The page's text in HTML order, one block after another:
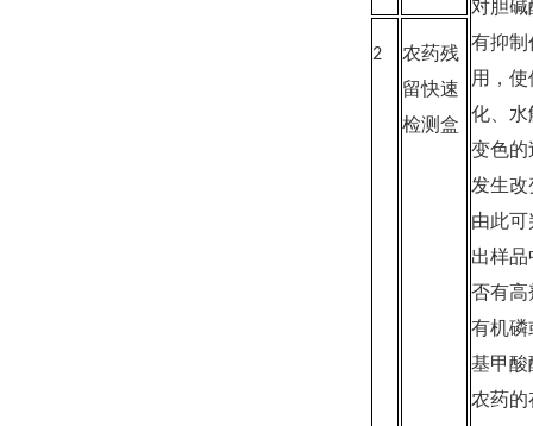
对胆碱
有抑制
用，使
化、水
变色的
发生改
由此可
出样品
否有高
有机磷
基甲酸
农药的
2
农药残
留快速
检测盒